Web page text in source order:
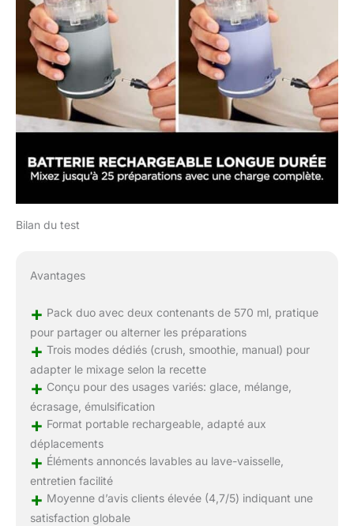
Bilan du test
Avantages
+ Pack duo avec deux contenants de 570 ml, pratique
pour partager ou alterner les préparations
+ Trois modes dédiés (crush, smoothie, manual) pour
adapter le mixage selon la recette
+ Conçu pour des usages variés: glace, mélange,
écrasage, émulsification
+ Format portable rechargeable, adapté aux
déplacements
+ Éléments annoncés lavables au lave-vaisselle,
entretien facilité
+ Moyenne d’avis clients élevée (4,7/5) indiquant une
satisfaction globale